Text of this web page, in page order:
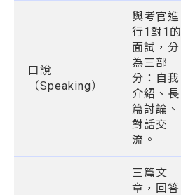
口說
（Speaking）
與考官進
行1對1的
面試，分
為三部
分：自我
介紹、長
篇討論、
對話交
流。
三篇文
章，回答